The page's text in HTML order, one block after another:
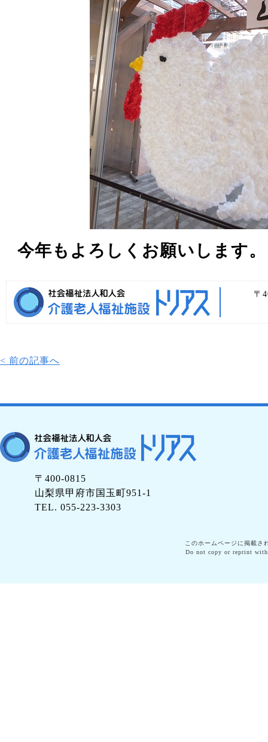
今年もよろしくお願いします。
〒
< 前の記事へ
〒400-0815
山梨県甲府市国玉町951-1
TEL. 055-223-3303
このホームページに掲載さ
Do not copy or reprint